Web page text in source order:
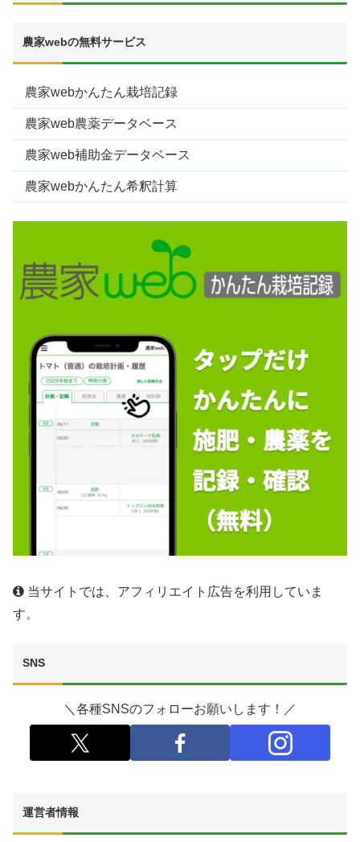
農家webの無料サービス
農家webかんたん栽培記録
農家web農薬データベース
農家web補助金データベース
農家webかんたん希釈計算
当サイトでは、アフィリエイト広告を利用していま
す。
SNS
＼各種SNSのフォローお願いします！／
運営者情報